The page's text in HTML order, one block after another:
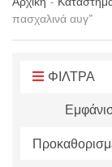
c
h
p
πασχαλινά αυγ”
ΦΙΛΤΡΑ